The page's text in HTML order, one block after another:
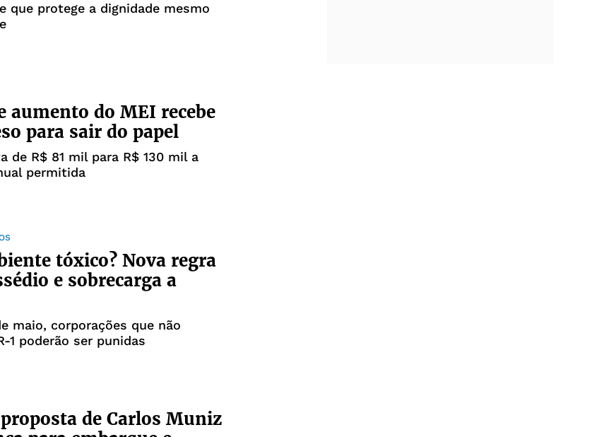
que protege a dignidade mesmo
aumento do MEI recebe
para sair do papel
de R$ 81 mil para R$ 130 mil a
permitida
tóxico? Nova regra
e sobrecarga a
maio, corporações que não
1 poderão ser punidas
de Carlos Muniz